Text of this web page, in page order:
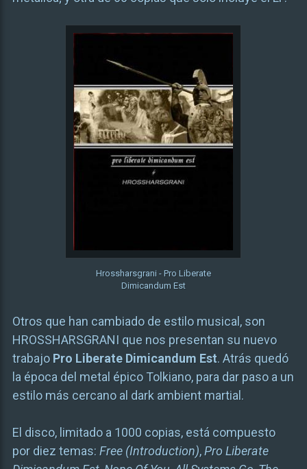
Hrossharsgrani - Pro Liberate
Dimicandum Est
Otros que han cambiado de estilo musical, son
HROSSHARSGRANI que nos presentan su nuevo
trabajo Pro Liberate Dimicandum Est. Atrás quedó
la época del metal épico Tolkiano, para dar paso a un
estilo más cercano al dark ambient martial.
El disco, limitado a 1000 copias, está compuesto
por diez temas: Free (Introduction),Pro Liberate